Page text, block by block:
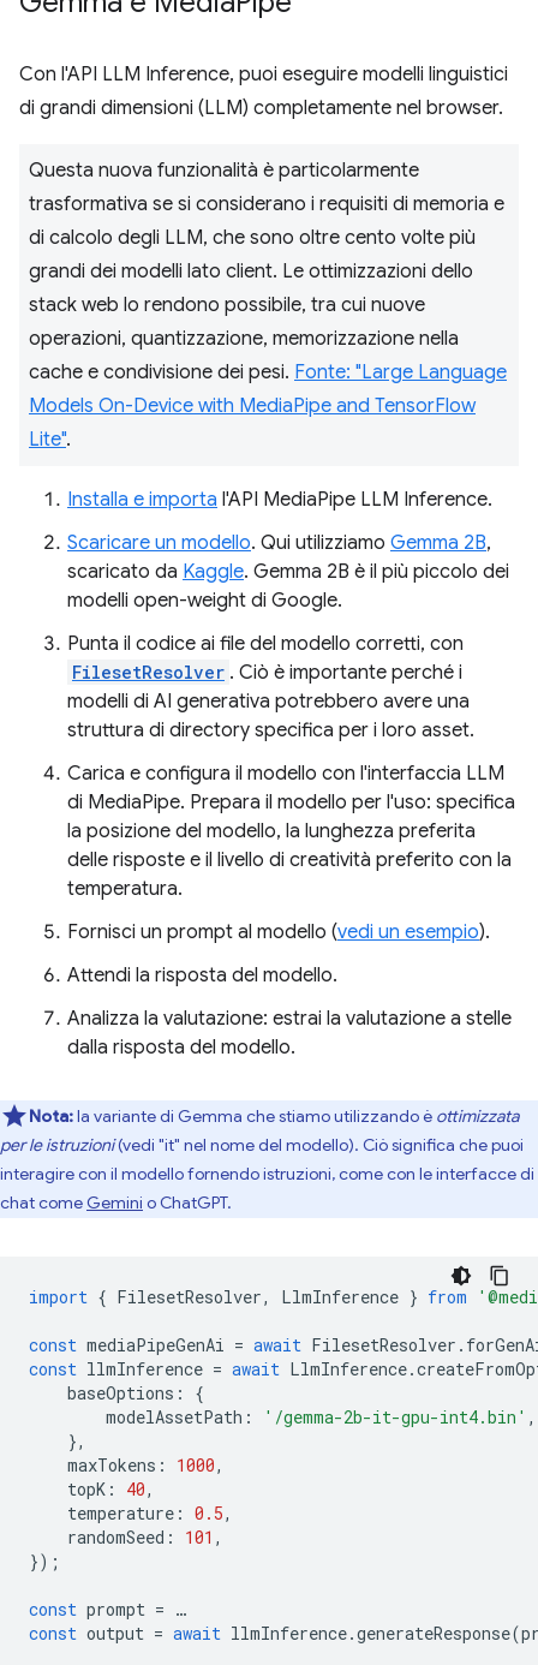
Con l'API LLM Inference, puoi eseguire modelli linguistici
di grandi dimensioni (LLM) completamente nel browser.
Questa nuova funzionalità è particolarmente
trasformativa se si considerano i requisiti di memoria e
di calcolo degli LLM, che sono oltre cento volte più
grandi dei modelli lato client. Le ottimizzazioni dello
stack web lo rendono possibile, tra cui nuove
operazioni, quantizzazione, memorizzazione nella
cache e condivisione dei pesi. Fonte: "Large Language
Models On-Device with MediaPipe and TensorFlow
Lite".
Installa e importa l'API MediaPipe LLM Inference.
Scaricare un modello. Qui utilizziamo Gemma 2B,
scaricato da Kaggle. Gemma 2B è il più piccolo dei
modelli open-weight di Google.
Punta il codice ai file del modello corretti, con
FilesetResolver . Ciò è importante perché i
modelli di AI generativa potrebbero avere una
struttura di directory specifica per i loro asset.
Carica e configura il modello con l'interfaccia LLM
di MediaPipe. Prepara il modello per l'uso: specifica
la posizione del modello, la lunghezza preferita
delle risposte e il livello di creatività preferito con la
temperatura.
Fornisci un prompt al modello (vedi un esempio).
Attendi la risposta del modello.
Analizza la valutazione: estrai la valutazione a stelle
dalla risposta del modello.
Nota:la variante di Gemma che stiamo utilizzando è ottimizzata
per le istruzioni(vedi "it" nel nome del modello). Ciò significa che puoi
interagire con il modello fornendo istruzioni, come con le interfacce di
chat come Gemini o ChatGPT.
import { FilesetResolver, LlmInference } from
const mediaPipeGenAi = await FilesetResolver .
const llmInference = await LlmInference.
baseOptions :
{
modelAssetPath : '/gemma-2b-it-gpu-int4.bin' ,
},
maxTokens : 1000,
topK : 40,
temperature : 0.5,
randomSeed : 101 ,
});
const prompt = …
const output = await llmInference.generateResponse(